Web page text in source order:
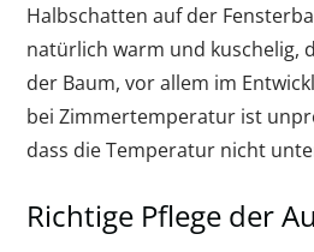
Halbschatten auf der
natürlich warm und kuschelig,
der Baum, vor allem im
bei Zimmertemperatur ist
dass die Temperatur nicht
Richtige Pflege der